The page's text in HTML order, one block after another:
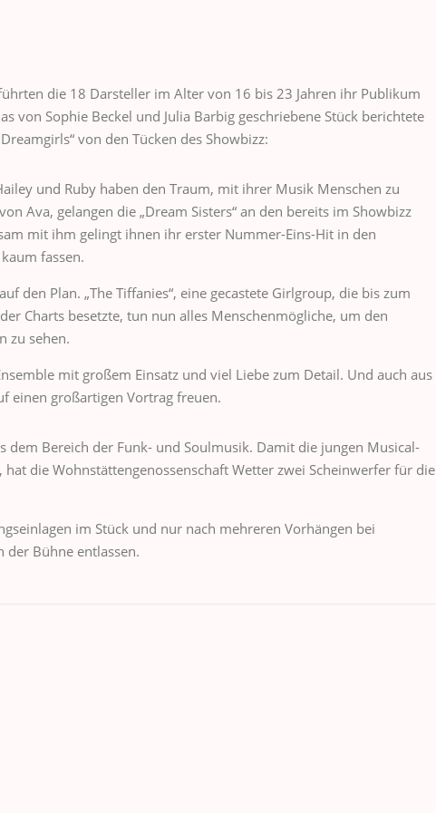
die 18 Darsteller im Alter von 16 bis 23 Jahren ihr Publikum
von Sophie Beckel und Julia Barbig geschriebene Stück berichtete
von den Tücken des Showbizz:
und Ruby haben den Traum, mit ihrer Musik Menschen zu
Ava, gelangen die „Dream Sisters“ an den bereits im Showbizz
mit ihm gelingt ihnen ihr erster Nummer-Eins-Hit in den
fassen.
den Plan. „The Tiffanies“, eine gecastete Girlgroup, die bis zum
Charts besetzte, tun nun alles Menschenmögliche, um den
zu sehen.
mit großem Einsatz und viel Liebe zum Detail. Und auch aus
einen großartigen Vortrag freuen.
dem Bereich der Funk- und Soulmusik. Damit die jungen Musical-
die Wohnstättengenossenschaft Wetter zwei Scheinwerfer für die
im Stück und nur nach mehreren Vorhängen bei
der Bühne entlassen.